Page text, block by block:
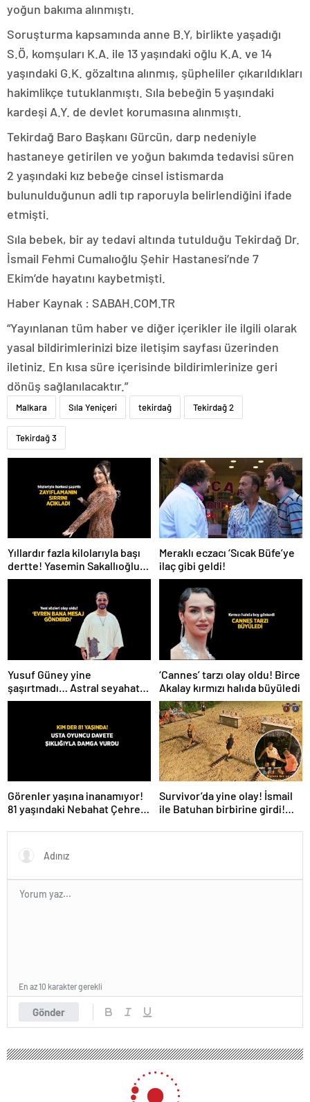
yoğun bakıma alınmıştı.
Soruşturma kapsamında anne B.Y, birlikte yaşadığı
S.Ö, komşuları K.A. ile 13 yaşındaki oğlu K.A. ve 14
yaşındaki G.K. gözaltına alınmış, şüpheliler çıkarıldıkları
hakimlikçe tutuklanmıştı. Sıla bebeğin 5 yaşındaki
kardeşi A.Y. de devlet korumasına alınmıştı.
Tekirdağ Baro Başkanı Gürcün, darp nedeniyle
hastaneye getirilen ve yoğun bakımda tedavisi süren
2 yaşındaki kız bebeğe cinsel istismarda
bulunulduğunun adli tıp raporuyla belirlendiğini ifade
etmişti.
Sıla bebek, bir ay tedavi altında tutulduğu Tekirdağ Dr.
İsmail Fehmi Cumalıoğlu Şehir Hastanesi’nde 7
Ekim’de hayatını kaybetmişti.
Haber Kaynak : SABAH.COM.TR
“Yayınlanan tüm haber ve diğer içerikler ile ilgili olarak
yasal bildirimlerinizi bize iletişim sayfası üzerinden
iletiniz. En kısa süre içerisinde bildirimlerinize geri
dönüş sağlanılacaktır.”
Malkara Sıla Yeniçeri tekirdağ Tekirdağ 2
Tekirdağ 3
Yıllardır fazla kilolarıyla başı
dertte! Yasemin Sakallıoğlu
zayıflamasının sırrını açıkladı
Meraklı eczacı ‘Sıcak Büfe’ye
ilaç gibi geldi!
Yusuf Güney yine
şaşırtmadı… Astral seyahat
ve uzaylılardan sonra şimdi
‘Cannes’ tarzı olay oldu! Birce
Akalay kırmızı halıda büyüledi
Görenler yaşına inanamıyor!
81 yaşındaki Nebahat Çehre
Survivor’da yine olay! İsmail
ile Batuhan birbirine girdi!
Gönder
En az 10 karakter gerekli